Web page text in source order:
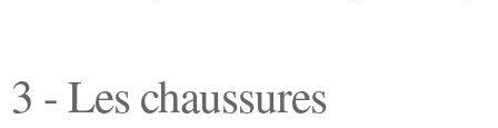
3 - Les chaussures